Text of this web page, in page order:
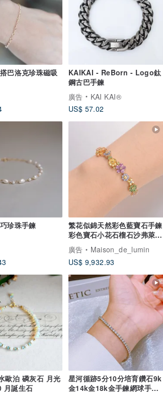
巴洛克珍珠磁吸
KAIKAI - ReBorn - Logo鈦
鋼古巴手鍊
廣告
KAI KAI®
US$ 57.02
珍珠手鍊
繁花似錦天然彩色藍寶石手鍊
彩色寶石小花石榴石沙弗萊
18k金手鍊
廣告
Maison_de_lumin
US$ 9,932.93
歐泊 磷灰石 月光
月誕生石
星河循跡5分10分培育鑽石9k
金14k金18k金手鍊網球手鍊